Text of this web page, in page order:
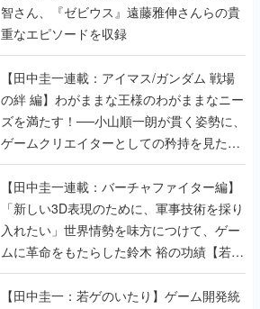
智さん、『ゼビウス』遠藤雅伸さんらの貴
重なエピソードを収録
【田中圭一連載：アイマス/ガンダム 戦場
の絆 編】わがままな王様のわがままなニー
ズを満たす！──小山順一朗が貫く姿勢に、
ゲームクリエイターとしての矜持を見た
【若ゲのいたり最終回】
【田中圭一連載：バーチャファイター編】
「新しい3D表現のために、軍事技術を採り
入れたい」世界情勢を味方につけて、ゲー
ムに革命をもたらした鈴木 裕の功績【若ゲ
のいたり】
【田中圭一：若ゲのいたり】ゲーム開発統